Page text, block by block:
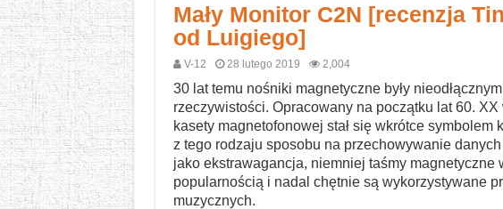
Mały Monitor C2N [recenzja
od Luigiego]
V-12 28 lutego 2019 2,004
30 lat temu nośniki magnetyczne były
rzeczywistości. Opracowany na początku lat 60.
kasety magnetofonowej stał się wkrótce
z tego rodzaju sposobu na przechowywanie
jako ekstrawagancja, niemniej taśmy magnetyczne
popularnością i nadal chętnie są wykorzystywane
muzycznych.